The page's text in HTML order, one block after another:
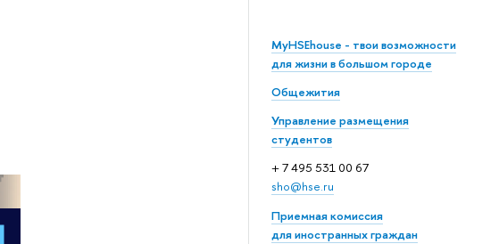
MyHSEhouse - твои возможности
для жизни в большом городе
Общежития
Управление размещения
студентов
+ 7 495 531 00 67
sho@hse.ru
Приемная комиссия
для иностранных граждан